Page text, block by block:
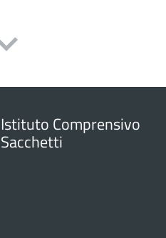
Istituto Comprensivo
Sacchetti